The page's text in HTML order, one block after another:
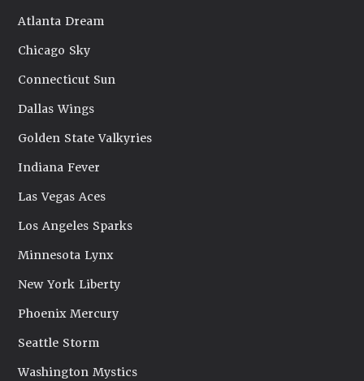
Atlanta Dream
Chicago Sky
Connecticut Sun
Dallas Wings
Golden State Valkyries
Indiana Fever
Las Vegas Aces
Los Angeles Sparks
Minnesota Lynx
New York Liberty
Phoenix Mercury
Seattle Storm
Washington Mystics